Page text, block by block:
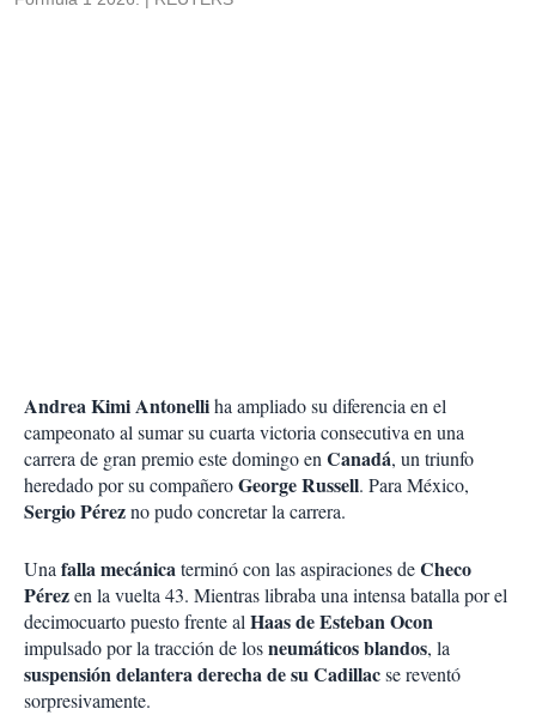
Andrea Kimi Antonelliha ampliado su diferencia en el
campeonato al sumar su cuarta victoria consecutiva en una
carrera de gran premio este domingo enCanadá, un triunfo
heredado por su compañeroGeorge Russell. Para México,
Sergio Pérezno pudo concretar la carrera.
Unafalla mecánicaterminó con las aspiraciones deCheco
Pérezen la vuelta 43. Mientras libraba una intensa batalla por el
decimocuarto puesto frente alHaas de Esteban Ocon
impulsado por la tracción de losneumáticos blandos, la
suspensión delantera derecha de su Cadillacse reventó
sorpresivamente.